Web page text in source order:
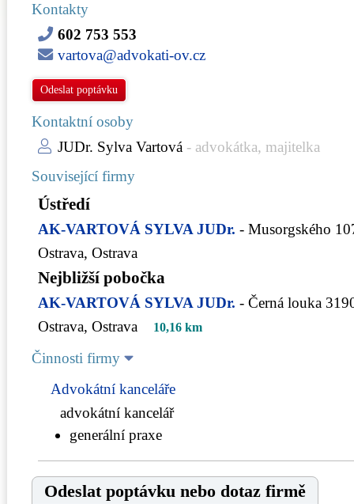
Kontakty
602 753 553
vartova@advokati-ov.cz
Odeslat poptávku
Kontaktní osoby
JUDr. Sylva Vartová - advokátka, majitelka
Související firmy
Ústředí
AK-VARTOVÁ SYLVA JUDr. - Musorgského
Ostrava, Ostrava
Nejbližší pobočka
AK-VARTOVÁ SYLVA JUDr. - Černá louka
Ostrava, Ostrava
10,16 km
Činnosti firmy
Advokátní kanceláře
advokátní kancelář
generální praxe
Odeslat poptávku nebo dotaz firmě